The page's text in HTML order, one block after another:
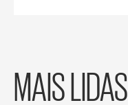
MAIS LIDAS